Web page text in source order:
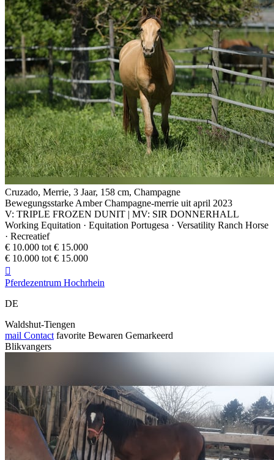
Cruzado, Merrie, 3 Jaar, 158 cm, Champagne
Bewegungsstarke Amber Champagne-merrie uit april 2023
V: TRIPLE FROZEN DUNIT | MV: SIR DONNERHALL
Working Equitation · Equitation Portugesa · Versatility Ranch Horse
· Recreatief
€ 10.000 tot € 15.000
€ 10.000 tot € 15.000

Pferdezentrum Hochrhein
DE
Waldshut-Tiengen
mail Contact favorite Bewaren Gemarkeerd
Blikvangers